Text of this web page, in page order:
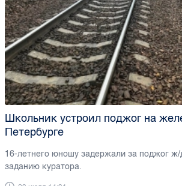
Школьник устроил поджог на
Петербурге
16-летнего юношу задержали за поджог
заданию куратора.